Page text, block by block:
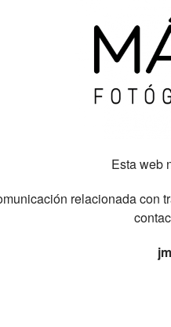
Esta web
relacionada con